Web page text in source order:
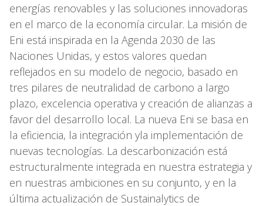
energías renovables y las soluciones innovadoras
en el marco de la economía circular. La misión de
Eni está inspirada en la Agenda 2030 de las
Naciones Unidas, y estos valores quedan
reflejados en su modelo de negocio, basado en
tres pilares de neutralidad de carbono a largo
plazo, excelencia operativa y creación de alianzas a
favor del desarrollo local. La nueva Eni se basa en
la eficiencia, la integración yla implementación de
nuevas tecnologías. La descarbonización está
estructuralmente integrada en nuestra estrategia y
en nuestras ambiciones en su conjunto, y en la
última actualización de Sustainalytics de